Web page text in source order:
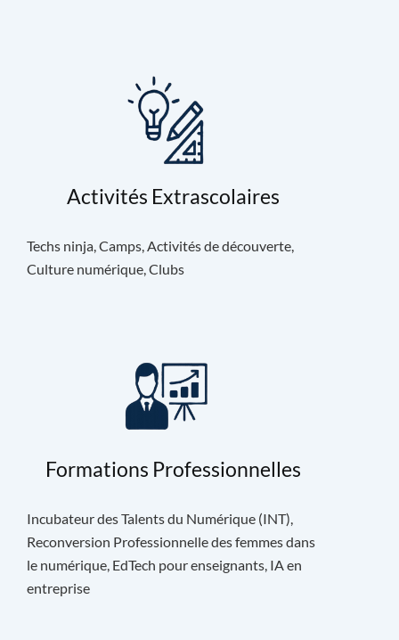
Activités Extrascolaires
Techs ninja, Camps, Activités de découverte,
Culture numérique, Clubs
Formations Professionnelles
Incubateur des Talents du Numérique (INT),
Reconversion Professionnelle des femmes dans
le numérique, EdTech pour enseignants, IA en
entreprise